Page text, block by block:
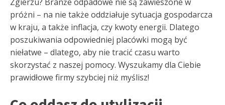
próżni – na nie także oddziałuje sytuacja gospodarcza
w kraju, a także inflacja, czy kwoty energii. Dlatego
poszukiwania odpowiedniej placówki mogą być
niełatwe – dlatego, aby nie tracić czasu warto
skorzystać z naszej pomocy. Wyszukamy dla Ciebie
prawidłowe firmy szybciej niż myślisz!